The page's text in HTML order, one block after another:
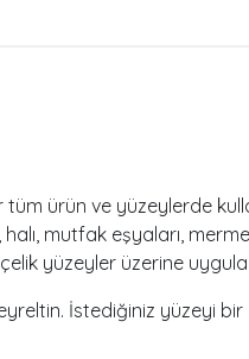
tüm ürün ve yüzeylerde
mutfak eşyaları,
yüzeyler üzerine
İstediğiniz yüzeyi